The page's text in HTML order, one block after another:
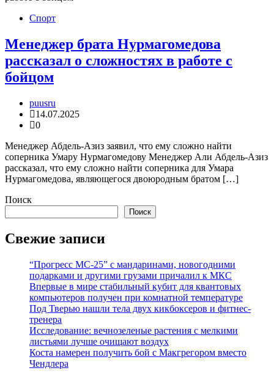
Спорт
Менеджер брата Нурмагомедова
рассказал о сложностях в работе с
бойцом
puusru
14.07.2025
0
Менеджер Абдель-Азиз заявил, что ему сложно найти
соперника Умару Нурмагомедову Менеджер Али Абдель-Азиз
рассказал, что ему сложно найти соперника для Умара
Нурмагомедова, являющегося двоюродным братом […]
Поиск
Поиск
Свежие записи
“Прогресс МС-25” с мандаринами, новогодними
подарками и другими грузами причалил к МКС
Впервые в мире стабильный кубит для квантовых
компьютеров получен при комнатной температуре
Под Тверью нашли тела двух кикбоксеров и фитнес-
тренера
Исследование: вечнозеленые растения с мелкими
листьями лучше очищают воздух
Коста намерен получить бой с Макгрегором вместо
Чендлера